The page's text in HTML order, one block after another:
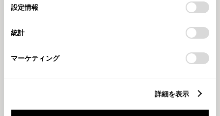
デバイスにすべてのCookie(クッキー)が保存されることに同
意したことになります。Cookie(クッキー)のオプトアウト、
設定の変更、同意を撤回したりするにあたっては、当社の
「Cookie（クッキー）情報の取り扱いについて
」をご覧くだ
設定情報
統計
マーケティング
詳細を表示
⛄年末年始休業のお知らせ⛄